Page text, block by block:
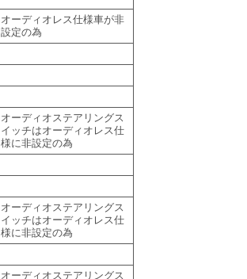
オーディオレス仕様車が非
設定の為
オーディオステアリングス
イッチはオーディオレス仕
様に非設定の為
オーディオステアリングス
イッチはオーディオレス仕
様に非設定の為
オーディオステアリングス